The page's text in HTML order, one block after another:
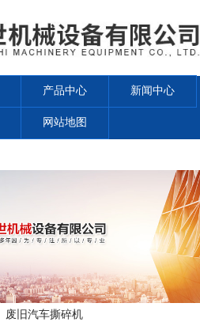
产品中心 新闻中心
网站地图
废旧汽车撕碎机